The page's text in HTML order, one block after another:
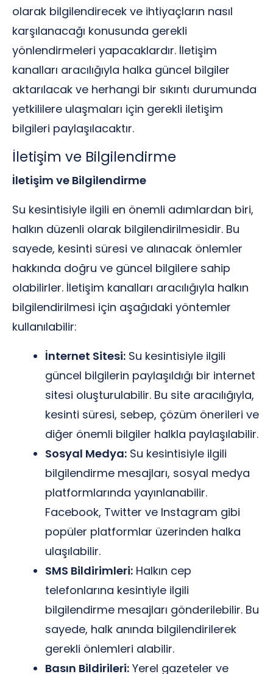
olarak bilgilendirecek ve ihtiyaçların nasıl
karşılanacağı konusunda gerekli
yönlendirmeleri yapacaklardır. İletişim
kanalları aracılığıyla halka güncel bilgiler
aktarılacak ve herhangi bir sıkıntı durumunda
yetkililere ulaşmaları için gerekli iletişim
bilgileri paylaşılacaktır.
İletişim ve Bilgilendirme
İletişim ve Bilgilendirme
Su kesintisiyle ilgili en önemli adımlardan biri,
halkın düzenli olarak bilgilendirilmesidir. Bu
sayede, kesinti süresi ve alınacak önlemler
hakkında doğru ve güncel bilgilere sahip
olabilirler. İletişim kanalları aracılığıyla halkın
bilgilendirilmesi için aşağıdaki yöntemler
kullanılabilir:
İnternet Sitesi: Su kesintisiyle ilgili
güncel bilgilerin paylaşıldığı bir internet
sitesi oluşturulabilir. Bu site aracılığıyla,
kesinti süresi, sebep, çözüm önerileri ve
diğer önemli bilgiler halkla paylaşılabilir.
Sosyal Medya: Su kesintisiyle ilgili
bilgilendirme mesajları, sosyal medya
platformlarında yayınlanabilir.
Facebook, Twitter ve Instagram gibi
popüler platformlar üzerinden halka
ulaşılabilir.
SMS Bildirimleri: Halkın cep
telefonlarına kesintiyle ilgili
bilgilendirme mesajları gönderilebilir. Bu
sayede, halk anında bilgilendirilerek
gerekli önlemleri alabilir.
Basın Bildirileri: Yerel gazeteler ve